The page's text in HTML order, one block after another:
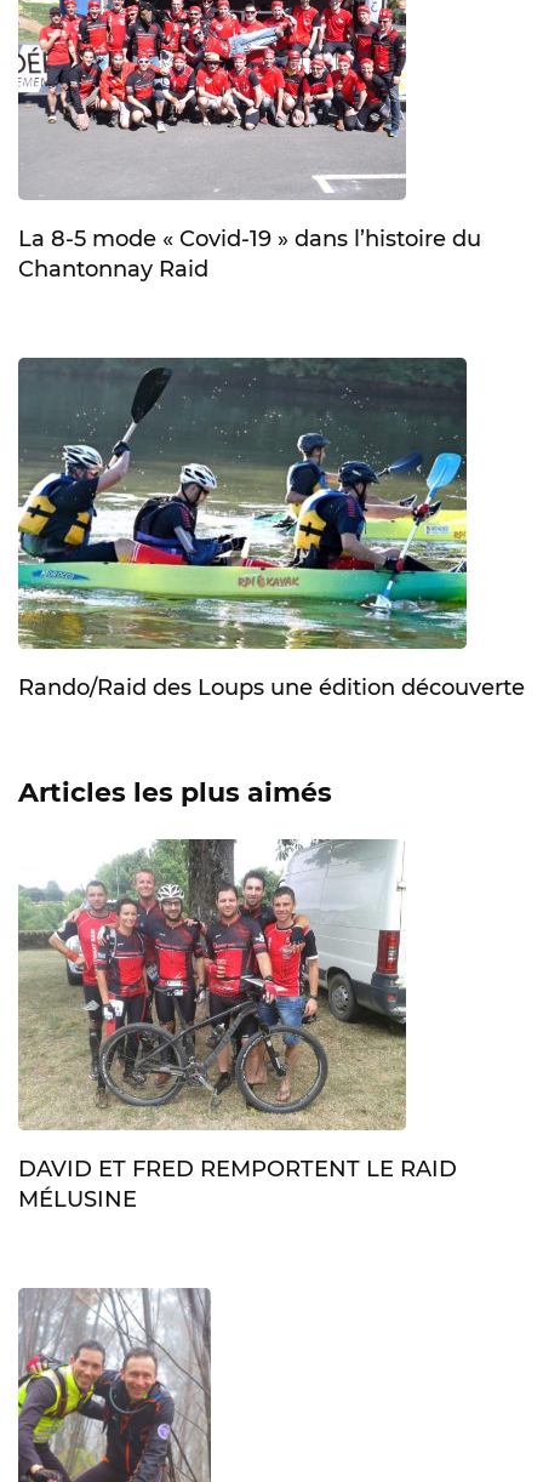
La 8-5 mode « Covid-19 » dans l’histoire du
Chantonnay Raid
Rando/Raid des Loups une édition découverte
Articles les plus aimés
DAVID ET FRED REMPORTENT LE RAID
MÉLUSINE